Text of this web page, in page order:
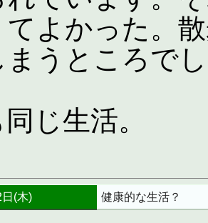
てよかった。
まうところで
じ生活。
(木) 健康的な生活？